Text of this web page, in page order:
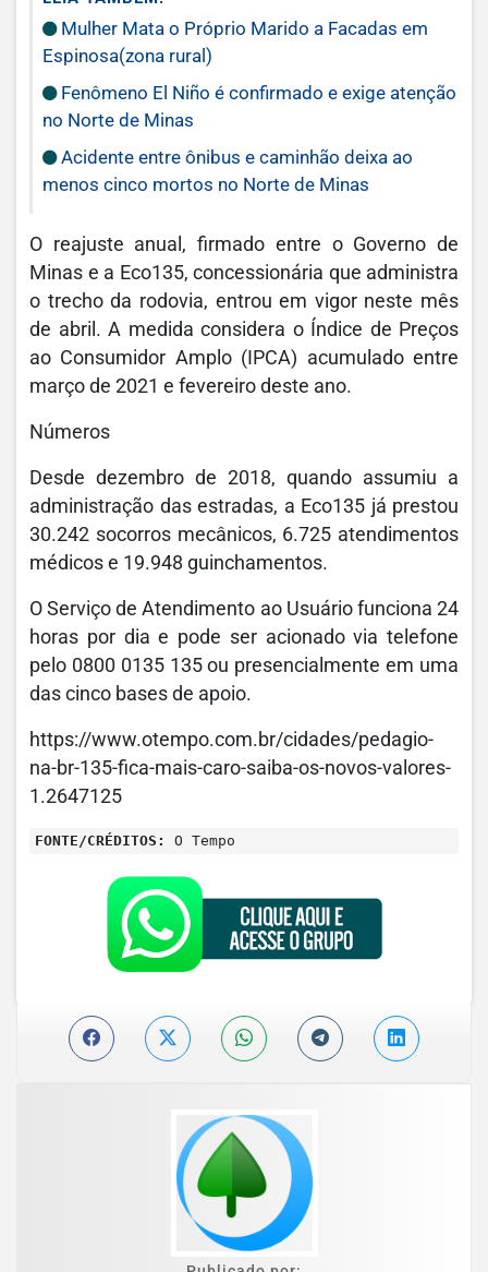
Mulher Mata o Próprio Marido a Facadas em
Espinosa(zona rural)
Fenômeno El Niño é confirmado e exige atenção
no Norte de Minas
Acidente entre ônibus e caminhão deixa ao
menos cinco mortos no Norte de Minas
O reajuste anual, firmado entre o Governo de
Minas e a Eco135, concessionária que administra
o trecho da rodovia, entrou em vigor neste mês
de abril. A medida considera o Índice de Preços
ao Consumidor Amplo (IPCA) acumulado entre
março de 2021 e fevereiro deste ano.
Números
Desde dezembro de 2018, quando assumiu a
administração das estradas, a Eco135 já prestou
30.242 socorros mecânicos, 6.725 atendimentos
médicos e 19.948 guinchamentos.
O Serviço de Atendimento ao Usuário funciona 24
horas por dia e pode ser acionado via telefone
pelo 0800 0135 135 ou presencialmente em uma
das cinco bases de apoio.
https://www.otempo.com.br/cidades/pedagio-
na-br-135-fica-mais-caro-saiba-os-novos-valores-
1.2647125
FONTE/CRÉDITOS: O Tempo